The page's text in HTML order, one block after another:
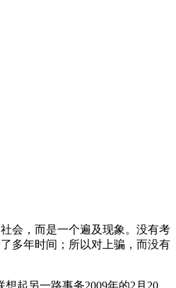
会，而是一个遍及现象。没有考
多年时间；所以对上骗，而没有
起另一路事务2009年的2月20